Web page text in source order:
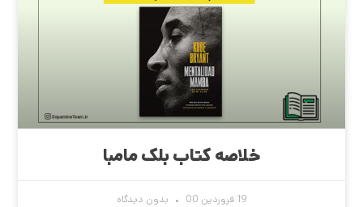
خلاصه کتاب بلک مامبا
19 فروردین 00 بدون دیدگاه